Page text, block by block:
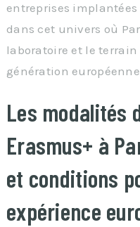
entreprises
dans cet univers où
laboratoire et le terrain
génération
Les modalités
Erasmus+ à
et conditions
expérience